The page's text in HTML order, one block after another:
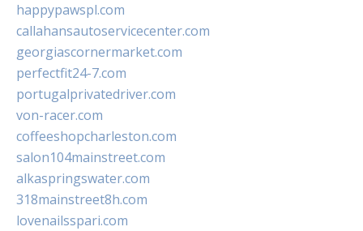
happypawspl.com
callahansautoservicecenter.com
georgiascornermarket.com
perfectfit24-7.com
portugalprivatedriver.com
von-racer.com
coffeeshopcharleston.com
salon104mainstreet.com
alkaspringswater.com
318mainstreet8h.com
lovenailsspari.com